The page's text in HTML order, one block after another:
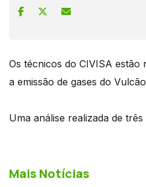
Os técnicos do CIVISA
a emissão de gases do
Uma análise realizada de
Mais Notícias